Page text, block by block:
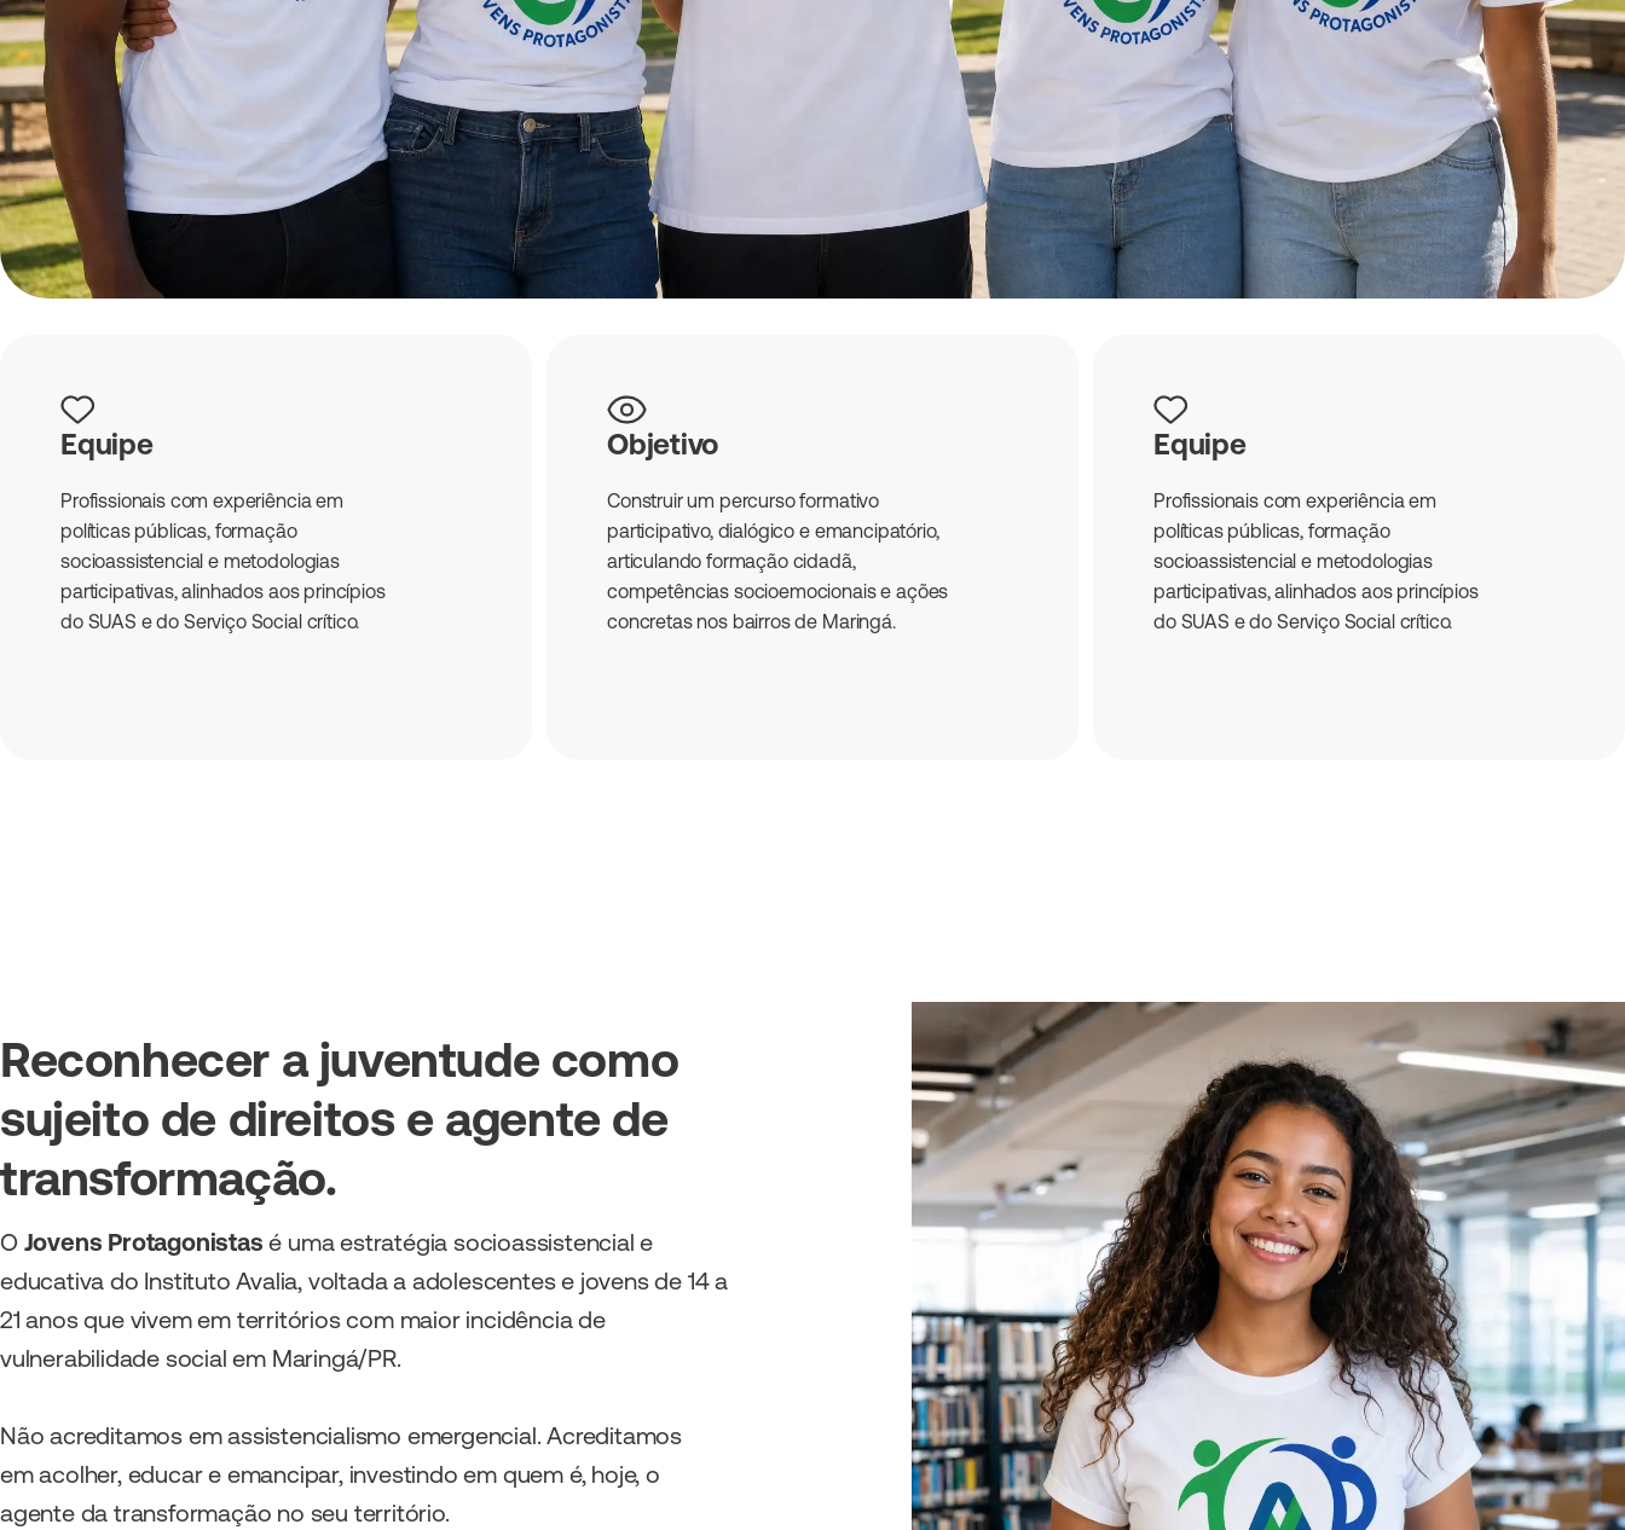
Equipe
Profissionais com experiência em
políticas públicas, formação
socioassistencial e metodologias
participativas, alinhados aos princípios
do SUAS e do Serviço Social crítico.
Objetivo
Construir um percurso formativo
participativo, dialógico e emancipatório,
articulando formação cidadã,
competências socioemocionais e ações
concretas nos bairros de Maringá.
Equipe
Profissionais com experiência em
políticas públicas, formação
socioassistencial e metodologias
participativas, alinhados aos princípios
do SUAS e do Serviço Social crítico.
Reconhecer a juventude como
sujeito de direitos e agente de
transformação.
O Jovens Protagonistas é uma estratégia socioassistencial e
educativa do Instituto Avalia, voltada a adolescentes e jovens de 14 a
21 anos que vivem em territórios com maior incidência de
vulnerabilidade social em Maringá/PR.
Não acreditamos em assistencialismo emergencial. Acreditamos
emacolher, educar e emancipar, investindo em quem é, hoje, o
agente da transformação no seu território.